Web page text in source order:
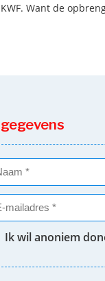
Want de
Ik wil anoniem